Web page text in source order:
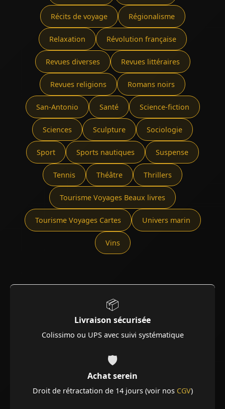
Récits de voyage Régionalisme
Relaxation Révolution française
Revues diverses Revues littéraires
Revues religions Romans noirs
San-Antonio Santé Science-fiction
Sciences Sculpture Sociologie
Sport Sports nautiques Suspense
Tennis Théâtre Thrillers
Tourisme Voyages Beaux livres
Tourisme Voyages Cartes Univers marin
Vins
📦
Livraison sécurisée
Colissimo ou UPS avec suivi systématique
🛡️
Achat serein
Droit de rétractation de 14 jours (voir nos CGV)